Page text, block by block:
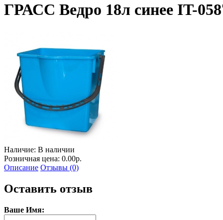
ГРАСС Ведро 18л синее IT-
Наличие: В наличии
Розничная цена: 0.00р.
Описание Отзывы (0)
Оставить отзыв
Ваше Имя: